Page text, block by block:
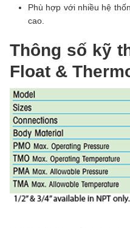
Phù hợp với nhiều hệ
cao.
Thông số kỹ
Float &